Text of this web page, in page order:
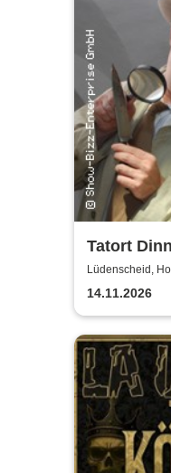
Tatort
lässt
Lüdenscheid,
14.11.2026